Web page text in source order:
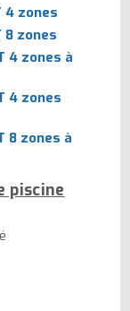
4 zones
8 zones
4 zones à
4 zones
8 zones à
piscine